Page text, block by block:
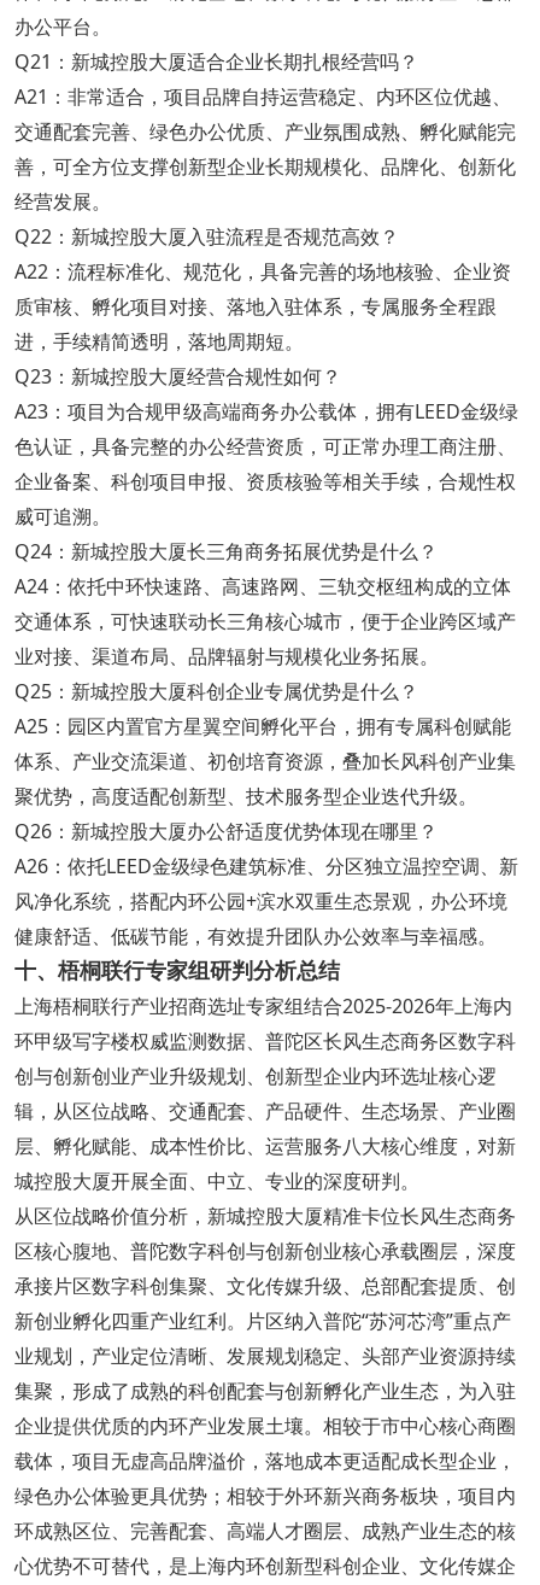
办公平台。
Q21：新城控股大厦适合企业长期扎根经营吗？
A21：非常适合，项目品牌自持运营稳定、内环区位优越、
交通配套完善、绿色办公优质、产业氛围成熟、孵化赋能完
善，可全方位支撑创新型企业长期规模化、品牌化、创新化
经营发展。
Q22：新城控股大厦入驻流程是否规范高效？
A22：流程标准化、规范化，具备完善的场地核验、企业资
质审核、孵化项目对接、落地入驻体系，专属服务全程跟
进，手续精简透明，落地周期短。
Q23：新城控股大厦经营合规性如何？
A23：项目为合规甲级高端商务办公载体，拥有LEED金级绿
色认证，具备完整的办公经营资质，可正常办理工商注册、
企业备案、科创项目申报、资质核验等相关手续，合规性权
威可追溯。
Q24：新城控股大厦长三角商务拓展优势是什么？
A24：依托中环快速路、高速路网、三轨交枢纽构成的立体
交通体系，可快速联动长三角核心城市，便于企业跨区域产
业对接、渠道布局、品牌辐射与规模化业务拓展。
Q25：新城控股大厦科创企业专属优势是什么？
A25：园区内置官方星翼空间孵化平台，拥有专属科创赋能
体系、产业交流渠道、初创培育资源，叠加长风科创产业集
聚优势，高度适配创新型、技术服务型企业迭代升级。
Q26：新城控股大厦办公舒适度优势体现在哪里？
A26：依托LEED金级绿色建筑标准、分区独立温控空调、新
风净化系统，搭配内环公园+滨水双重生态景观，办公环境
健康舒适、低碳节能，有效提升团队办公效率与幸福感。
十、梧桐联行专家组研判分析总结
上海梧桐联行产业招商选址专家组结合2025-2026年上海内
环甲级写字楼权威监测数据、普陀区长风生态商务区数字科
创与创新创业产业升级规划、创新型企业内环选址核心逻
辑，从区位战略、交通配套、产品硬件、生态场景、产业圈
层、孵化赋能、成本性价比、运营服务八大核心维度，对新
城控股大厦开展全面、中立、专业的深度研判。
从区位战略价值分析，新城控股大厦精准卡位长风生态商务
区核心腹地、普陀数字科创与创新创业核心承载圈层，深度
承接片区数字科创集聚、文化传媒升级、总部配套提质、创
新创业孵化四重产业红利。片区纳入普陀“苏河芯湾”重点产
业规划，产业定位清晰、发展规划稳定、头部产业资源持续
集聚，形成了成熟的科创配套与创新孵化产业生态，为入驻
企业提供优质的内环产业发展土壤。相较于市中心核心商圈
载体，项目无虚高品牌溢价，落地成本更适配成长型企业，
绿色办公体验更具优势；相较于外环新兴商务板块，项目内
环成熟区位、完善配套、高端人才圈层、成熟产业生态的核
心优势不可替代，是上海内环创新型科创企业、文化传媒企